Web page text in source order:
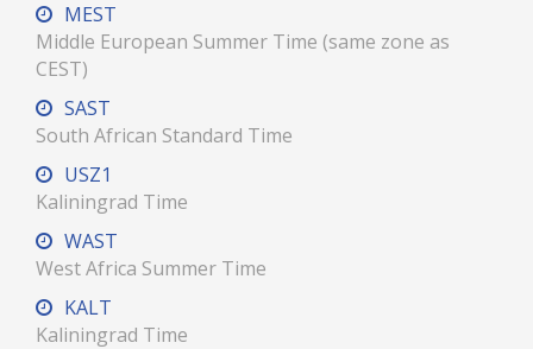
MEST
Middle European Summer Time (same zone as
CEST)
SAST
South African Standard Time
USZ1
Kaliningrad Time
WAST
West Africa Summer Time
KALT
Kaliningrad Time